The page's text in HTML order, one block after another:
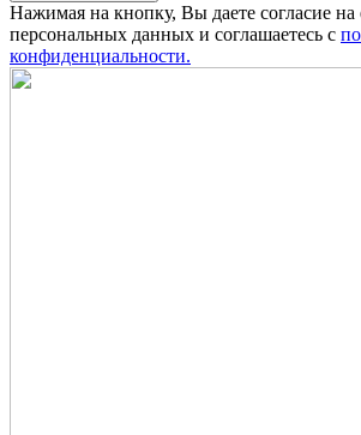
Нажимая на кнопку, Вы даете согласие на
персональных данных и соглашаетесь с
конфиденциальности.